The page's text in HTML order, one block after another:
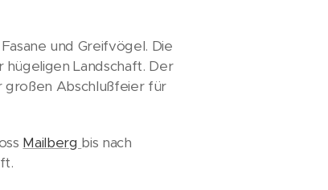
und Greifvögel. Die
hügeligen Landschaft. Der
großen Abschlußfeier für
Mailberg bis nach